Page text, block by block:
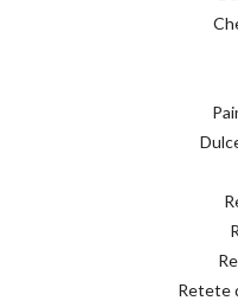
Retete